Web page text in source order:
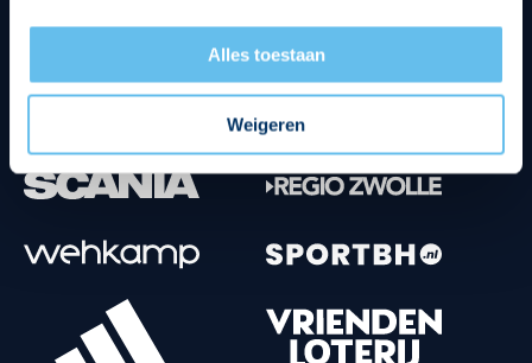
Alles toestaan
Weigeren